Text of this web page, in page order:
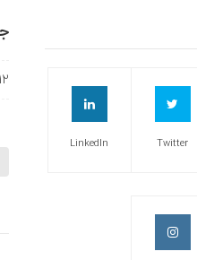
Twitter
LinkedIn